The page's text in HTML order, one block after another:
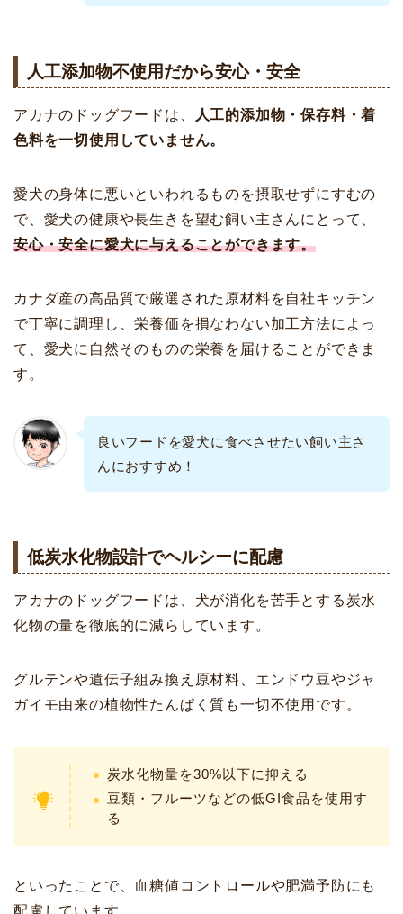
人工添加物不使用だから安心・安全
アカナのドッグフードは、
人工的添加物・保存料・着
色料を一切使用していません。
愛犬の身体に悪いといわれるものを摂取せずにすむの
で、愛犬の健康や長生きを望む飼い主さんにとって、
安心・安全に愛犬に与えることができます。
カナダ産の高品質で厳選された原材料を自社キッチン
で丁寧に調理し、栄養価を損なわない加工方法によっ
て、愛犬に自然そのものの栄養を届けることができま
す。
良いフードを愛犬に食べさせたい飼い主さ
んにおすすめ！
低炭水化物設計でヘルシーに配慮
アカナのドッグフードは、犬が消化を苦手とする炭水
化物の量を徹底的に減らしています。
グルテンや遺伝子組み換え原材料、エンドウ豆やジャ
ガイモ由来の植物性たんぱく質も一切不使用です。
炭水化物量を30%以下に抑える
豆類・フルーツなどの低GI食品を使用す
る
といったことで、血糖値コントロールや肥満予防にも